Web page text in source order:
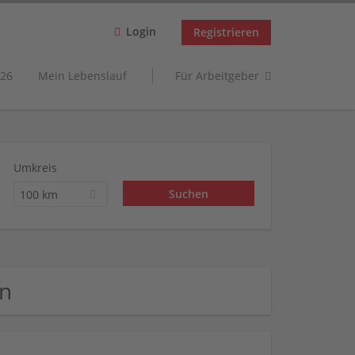
Login Registrieren
Mein Lebenslauf Für Arbeitgeber
Umkreis
100 km